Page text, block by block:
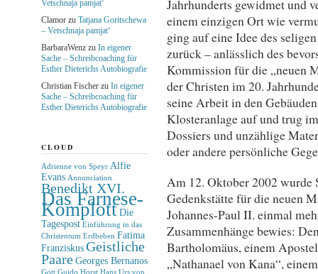
Jahrhunderts gewidmet und
einem einzigen Ort wie
ging auf eine Idee des
zurück – anlässlich des
Kommission für die „neuen
der Christen im 20.
seine Arbeit in den
Klosteranlage auf und trug
Dossiers und unzählige
oder andere persönliche
Am 12. Oktober 2002
Gedenkstätte für die neuen
Johannes-Paul II. einmal
Zusammenhänge bewies:
Bartholomäus, einem
„Nathanael von Kana“,
Vetschnaja pamjat‘
Clamorzu Tatjana Goritschewa
– Vetschnaja pamjat‘
BarbaraWenzzu In eigener
Sache – Schreibcoaching für
Esther Dieterichs Autobiografie
Christian Fischerzu In eigener
Sache – Schreibcoaching für
Esther Dieterichs Autobiografie
CLOUD
Adrienne von Speyr Alfie
Evans Annunciation
Benedikt XVI.
Das Farnese-
Komplott Die
Tagespost Einführung in das
Christentum Erdbeben Fatima
Franziskus Geistliche
Paare Georges Bernanos
Gott Guido Horst Hans Urs von